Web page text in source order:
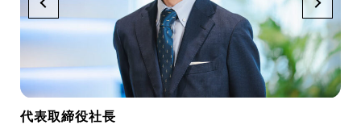
代表取締役社長